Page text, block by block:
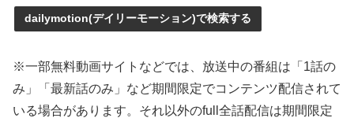
dailymotion(デイリーモーション)で検索する
※一部無料動画サイトなどでは、放送中の番組は「1話の
み」「最新話のみ」など期間限定でコンテンツ配信されて
いる場合があります。それ以外のfull全話配信は期間限定